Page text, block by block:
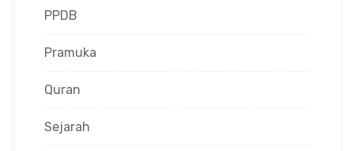
PPDB
Pramuka
Quran
Sejarah